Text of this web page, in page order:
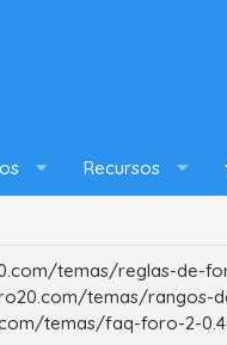
Recursos
temas/reglas-de-
temas/rangos-
temas/faq-foro-2-